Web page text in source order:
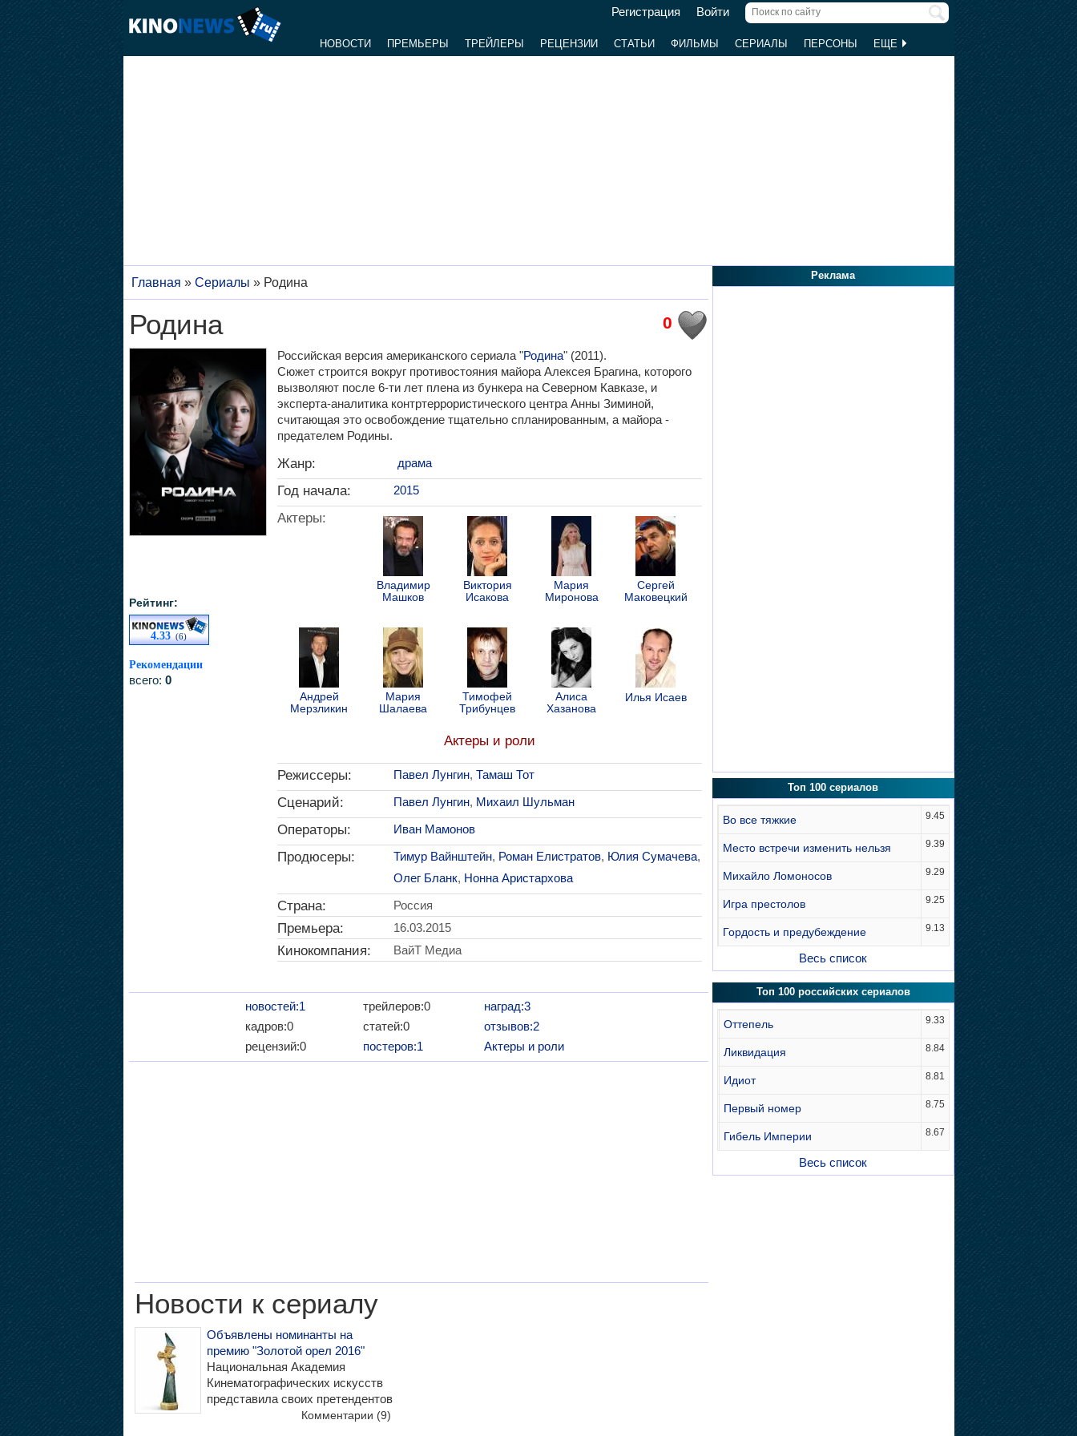
Регистрация Войти
НОВОСТИ ПРЕМЬЕРЫ ТРЕЙЛЕРЫ РЕЦЕНЗИИ СТАТЬИ ФИЛЬМЫ СЕРИАЛЫ ПЕРСОНЫ ЕЩЕ
Главная » Сериалы » Родина
0
Родина
Рейтинг:
4.33 (6)
Рекомендации
всего: 0
Российская версия американского сериала "Родина" (2011).
Сюжет строится вокруг противостояния майора Алексея Брагина, которого
вызволяют после 6-ти лет плена из бункера на Северном Кавказе, и
эксперта-аналитика контртеррористического центра Анны Зиминой,
считающая это освобождение тщательно спланированным, а майора -
предателем Родины.
Жанр: драма
Год начала: 2015
Актеры:
Владимир
Машков
Виктория
Исакова
Мария
Миронова
Сергей
Маковецкий
Андрей
Мерзликин
Мария
Шалаева
Тимофей
Трибунцев
Алиса
Хазанова
Илья Исаев
Актеры и роли
Режиссеры: Павел Лунгин, Тамаш Тот
Сценарий: Павел Лунгин, Михаил Шульман
Операторы: Иван Мамонов
Продюсеры: Тимур Вайнштейн, Роман Елистратов, Юлия Сумачева,
Олег Бланк, Нонна Аристархова
Страна: Россия
Премьера: 16.03.2015
Кинокомпания: ВайТ Медиа
новостей:1
кадров:0
рецензий:0
трейлеров:0
статей:0
постеров:1
наград:3
отзывов:2
Актеры и роли
Новости к сериалу
Объявлены номинанты на
премию "Золотой орел 2016"
Национальная Академия
Кинематографических искусств
представила своих претендентов
Комментарии (9)
Реклама
Топ 100 сериалов
Во все тяжкие 9.45
Место встречи изменить нельзя 9.39
Михайло Ломоносов 9.29
Игра престолов 9.25
Гордость и предубеждение 9.13
Весь список
Топ 100 российских сериалов
Оттепель 9.33
Ликвидация 8.84
Идиот 8.81
Первый номер 8.75
Гибель Империи 8.67
Весь список